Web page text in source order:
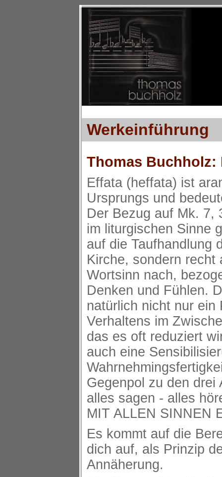
Werkeinführung
Thomas Buchholz:
Effata (heffata) ist
Ursprungs und
Der Bezug auf Mk. 7,
im liturgischen Sinne
auf die Taufhandlung
Kirche, sondern recht
Wortsinn nach,
Denken und Fühlen.
natürlich nicht nur ein
Verhaltens im
das es oft reduziert
auch eine
Gegenpol zu den drei
alles sagen - alles
MIT ALLEN SINNEN
Es kommt auf die
dich auf, als Prinzip
Annäherung.